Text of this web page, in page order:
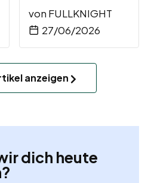
von FULLKNIGHT
27/06/2026
anzeigen
dich heute